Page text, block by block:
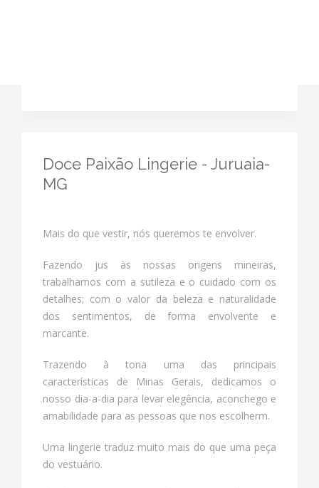
Doce Paixão Lingerie - Juruaia-
MG
Mais do que vestir, nós queremos te envolver.
Fazendo jus às nossas origens mineiras,
trabalhamos com a sutileza e o cuidado com os
detalhes; com o valor da beleza e naturalidade
dos sentimentos, de forma envolvente e
marcante.
Trazendo à tona uma das principais
características de Minas Gerais, dedicamos o
nosso dia-a-dia para levar elegência, aconchego e
amabilidade para as pessoas que nos escolherm.
Uma lingerie traduz muito mais do que uma peça
do vestuário.